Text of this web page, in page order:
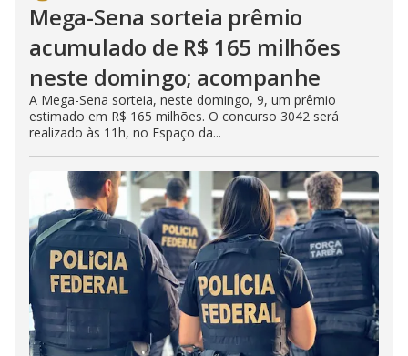
Mega-Sena sorteia prêmio
acumulado de R$ 165 milhões
neste domingo; acompanhe
A Mega-Sena sorteia, neste domingo, 9, um prêmio
estimado em R$ 165 milhões. O concurso 3042 será
realizado às 11h, no Espaço da...